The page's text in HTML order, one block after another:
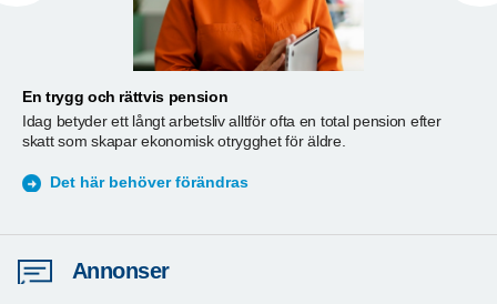
En trygg och rättvis pension
Idag betyder ett långt arbetsliv alltför ofta en total pension efter
skatt som skapar ekonomisk otrygghet för äldre.
Det här behöver förändras
Annonser